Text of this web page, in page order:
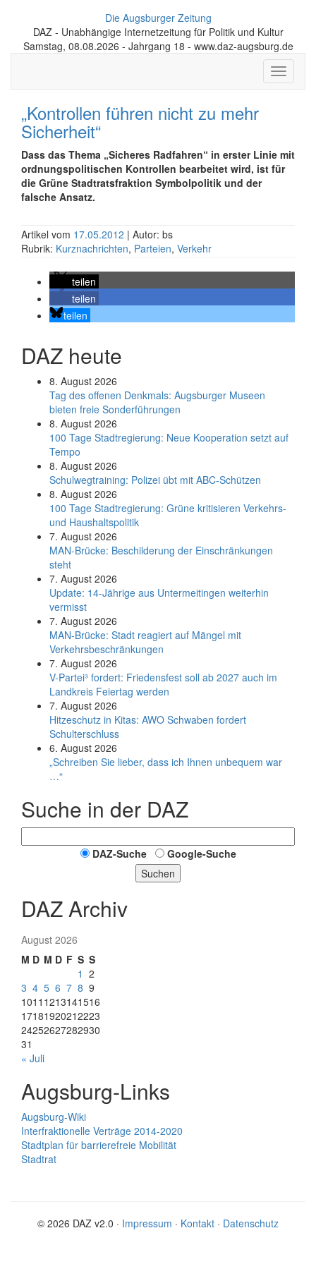
Die Augsburger Zeitung
DAZ - Unabhängige Internetzeitung für Politik und Kultur
Samstag, 08.08.2026 - Jahrgang 18 - www.daz-augsburg.de
Toggle
„Kontrollen führen nicht zu mehr
Sicherheit“
Dass das Thema „Sicheres Radfahren“ in erster Linie mit
ordnungspolitischen Kontrollen bearbeitet wird, ist für
die Grüne Stadtratsfraktion Symbolpolitik und der
falsche Ansatz.
Artikel vom 17.05.2012 | Autor: bs
Rubrik: Kurznachrichten, Parteien, Verkehr
teilen
teilen
teilen
DAZ heute
8. August 2026
Tag des offenen Denkmals: Augsburger Museen
bieten freie Sonderführungen
8. August 2026
100 Tage Stadtregierung: Neue Kooperation setzt auf
Tempo
8. August 2026
Schul­weg­trai­ning: Poli­zei übt mit ABC-Schüt­zen
8. August 2026
100 Tage Stadtregierung: Grüne kritisieren Verkehrs-
und Haushaltspolitik
7. August 2026
MAN-Brücke: Beschilderung der Einschränkungen
steht
7. August 2026
Update: 14-Jährige aus Untermeitingen weiterhin
vermisst
7. August 2026
MAN-Brücke: Stadt reagiert auf Mängel mit
Verkehrsbeschränkungen
7. August 2026
V-Partei­³ fordert: Friedens­fest soll ab 2027 auch im
Land­kreis Feier­tag werden
7. August 2026
Hitzeschutz in Kitas: AWO Schwaben fordert
Schulterschluss
6. August 2026
„Schreiben Sie lieber, dass ich Ihnen unbequem war
…“
Suche in der DAZ
DAZ-Suche
Google-Suche
Suchen
DAZ Archiv
August 2026
M D M D F S S
1 2
3 4 5 6 7 8 9
1011 1213141516
17181920212223
24252627282930
31
« Juli
Augsburg-Links
Augsburg-Wiki
Interfraktionelle Verträge 2014-2020
Stadtplan für barrierefreie Mobilität
Stadtrat
© 2026 DAZ v2.0 · Impressum · Kontakt · Datenschutz